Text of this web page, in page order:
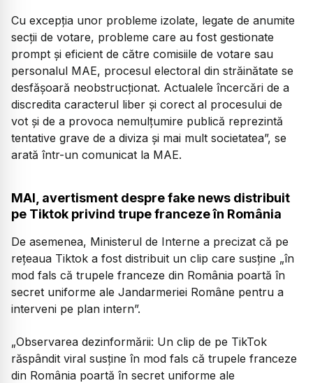
Cu excepția unor probleme izolate, legate de anumite
secții de votare, probleme care au fost gestionate
prompt și eficient de către comisiile de votare sau
personalul MAE, procesul electoral din străinătate se
desfășoară neobstrucționat. Actualele încercări de a
discredita caracterul liber și corect al procesului de
vot și de a provoca nemulțumire publică reprezintă
tentative grave de a diviza și mai mult societatea”, se
arată într-un comunicat la MAE.
MAI, avertisment despre fake news distribuit
pe Tiktok privind trupe franceze în România
De asemenea, Ministerul de Interne a precizat că pe
rețeaua Tiktok a fost distribuit un clip care susține „în
mod fals că trupele franceze din România poartă în
secret uniforme ale Jandarmeriei Române pentru a
interveni pe plan intern”.
„Observarea dezinformării: Un clip de pe TikTok
răspândit viral susține în mod fals că trupele franceze
din România poartă în secret uniforme ale